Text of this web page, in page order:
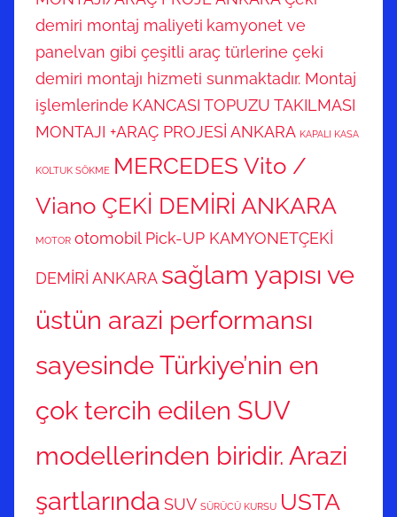
demiri montaj maliyeti kamyonet ve
panelvan gibi çeşitli araç türlerine çeki
demiri montajı hizmeti sunmaktadır. Montaj
işlemlerinde KANCASI TOPUZU TAKILMASI
MONTAJI +ARAÇ PROJESİ ANKARA KAPALI KASA
KOLTUK SÖKME MERCEDES Vito /
Viano ÇEKİ DEMİRİ ANKARA
MOTOR otomobil Pick-UP KAMYONETÇEKİ
DEMİRİ ANKARA sağlam yapısı ve
üstün arazi performansı
sayesinde Türkiye’nin en
çok tercih edilen SUV
modellerinden biridir. Arazi
şartlarında SUV SÜRÜCÜ KURSU USTA